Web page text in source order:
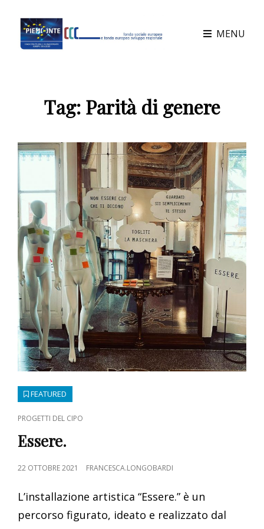
MENU
Tag: Parità di genere
FEATURED
CAT
LINKS
PROGETTI DEL CIPO
Essere.
POSTED
22 OTTOBRE 2021 FRANCESCA.LONGOBARDI
L’installazione artistica “Essere.” è un
percorso figurato, ideato e realizzato dal